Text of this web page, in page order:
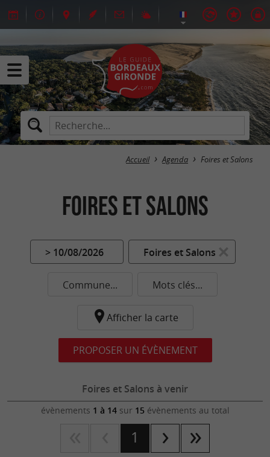
Accueil Agenda Foires et Salons
Foires et Salons
> 10/08/2026 Foires et Salons
Commune... Mots clés...
Afficher la carte
PROPOSER UN ÉVÈNEMENT
Foires et Salons à venir
évènements 1 à 14sur 15 évènements au total
1